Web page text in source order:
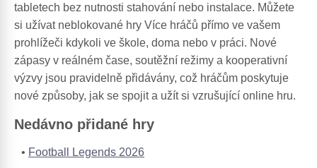
tabletech bez nutnosti stahování nebo instalace. Můžete
si užívat neblokované hry Více hráčů přímo ve vašem
prohlížeči kdykoli ve škole, doma nebo v práci. Nové
zápasy v reálném čase, soutěžní režimy a kooperativní
výzvy jsou pravidelně přidávány, což hráčům poskytuje
nové způsoby, jak se spojit a užít si vzrušující online hru.
Nedávno přidané hry
Football Legends 2026